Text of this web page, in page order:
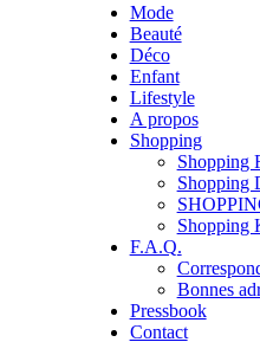
Mode
Beauté
Déco
Enfant
Lifestyle
A propos
Shopping
Shopping
Shopping
Shopping
F.A.Q.
Bonnes
Pressbook
Contact